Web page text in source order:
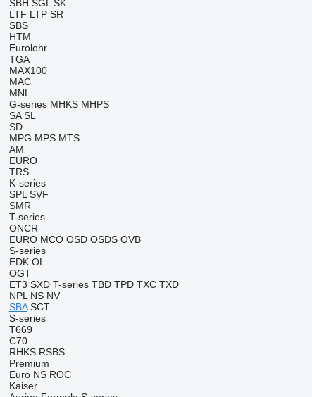
SBH SGL SK
LTF LTP SR
SBS
HTM
Eurolohr
TGA
MAX100
MAC
MNL
G-series MHKS MHPS
SA SL
SD
MPG MPS MTS
AM
EURO
TRS
K-series
SPL SVF
SMR
T-series
ONCR
EURO MCO OSD OSDS OVB
S-series
EDK OL
OGT
ET3 SXD T-series TBD TPD TXC TXD
NPL NS NV
SBA SCT
S-series
T669
C70
RHKS RSBS
Premium
Euro NS ROC
Kaiser